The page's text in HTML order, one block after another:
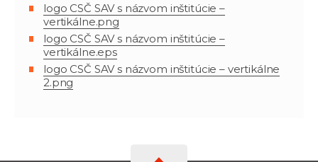
logo CSČ SAV s názvom inštitúcie –
vertikálne.png
logo CSČ SAV s názvom inštitúcie –
vertikálne.eps
logo CSČ SAV s názvom inštitúcie – vertikálne
2.png